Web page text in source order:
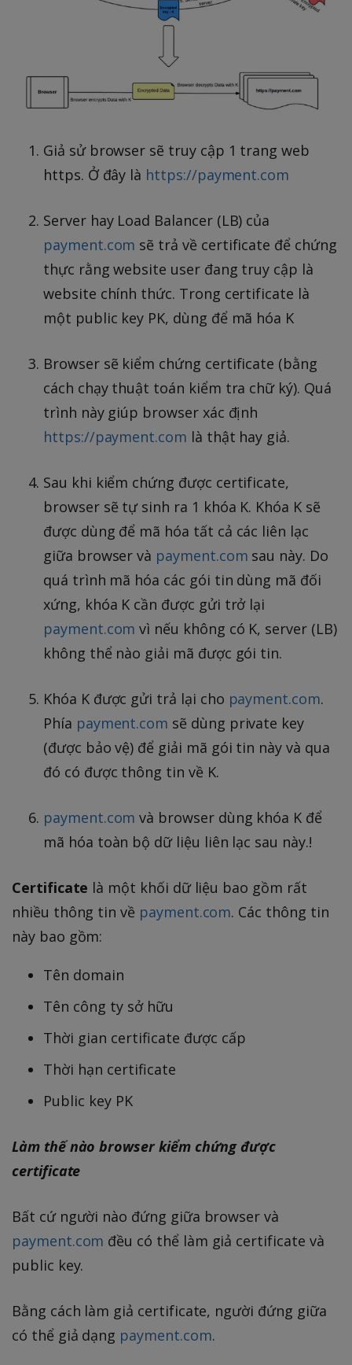
Giả sử browser sẽ truy cập 1 trang web
https. Ở đây là https://payment.com
Server hay Load Balancer (LB) của
payment.com sẽ trả về certificate để chứng
thực rằng website user đang truy cập là
website chính thức. Trong certificate là
một public key PK, dùng để mã hóa K
Browser sẽ kiểm chứng certificate (bằng
cách chạy thuật toán kiểm tra chữ ký). Quá
trình này giúp browser xác định
https://payment.com là thật hay giả.
Sau khi kiểm chứng được certificate,
browser sẽ tự sinh ra 1 khóa K. Khóa K sẽ
được dùng để mã hóa tất cả các liên lạc
giữa browser và payment.com sau này. Do
quá trình mã hóa các gói tin dùng mã đối
xứng, khóa K cần được gửi trở lại
payment.com vì nếu không có K, server (LB)
không thể nào giải mã được gói tin.
Khóa K được gửi trả lại cho payment.com.
Phía payment.com sẽ dùng private key
(được bảo vệ) để giải mã gói tin này và qua
đó có được thông tin về K.
payment.com và browser dùng khóa K để
mã hóa toàn bộ dữ liệu liên lạc sau này.!
Certificate là một khối dữ liệu bao gồm rất
nhiều thông tin về payment.com. Các thông tin
này bao gồm:
Tên domain
Tên công ty sở hữu
Thời gian certificate được cấp
Thời hạn certificate
Public key PK
Làm thế nào browser kiểm chứng được
certificate
Bất cứ người nào đứng giữa browser và
payment.com đều có thể làm giả certificate và
public key.
Bằng cách làm giả certificate, người đứng giữa
có thể giả dạng payment.com.